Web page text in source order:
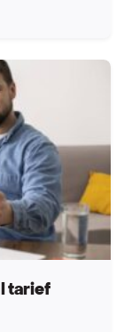
tarief